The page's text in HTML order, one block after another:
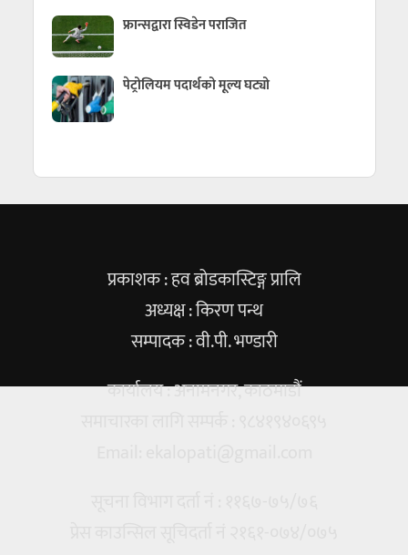
फ्रान्सद्वारा स्विडेन पराजित
पेट्रोलियम पदार्थको मूल्य घट्यो
प्रकाशक : हव ब्रोडकास्टिङ्ग प्रालि
अध्यक्ष : किरण पन्थ
सम्पादक : वी.पी. भण्डारी
कार्यालय : अनामनगर, काठमाडौं